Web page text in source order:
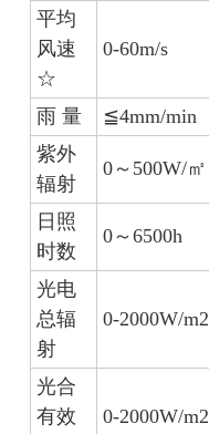
平均
风速
☆
0-60m/s
雨 量 ≦4mm/min
紫外
辐射
0～500W/㎡
日照
时数
0～6500h
光电
总辐
射
0-2000W/m2
光合
有效
0-2000W/m2